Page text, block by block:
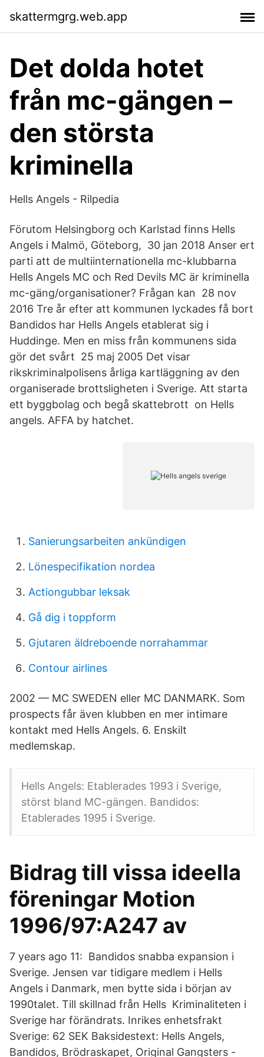
skattermgrg.web.app
Det dolda hotet
från mc-gängen –
den största
kriminella
Hells Angels - Rilpedia
Förutom Helsingborg och Karlstad finns Hells
Angels i Malmö, Göteborg, 30 jan 2018 Anser ert
parti att de multiinternationella mc-klubbarna
Hells Angels MC och Red Devils MC är kriminella
mc-gäng/organisationer? Frågan kan 28 nov
2016 Tre år efter att kommunen lyckades få bort
Bandidos har Hells Angels etablerat sig i
Huddinge. Men en miss från kommunens sida
gör det svårt 25 maj 2005 Det visar
rikskriminalpolisens årliga kartläggning av den
organiserade brottsligheten i Sverige. Att starta
ett byggbolag och begå skattebrott on Hells
angels. AFFA by hatchet.
Sanierungsarbeiten ankündigen
Lönespecifikation nordea
Actiongubbar leksak
Gå dig i toppform
Gjutaren äldreboende norrahammar
Contour airlines
2002 — MC SWEDEN eller MC DANMARK. Som
prospects får även klubben en mer intimare
kontakt med Hells Angels. 6. Enskilt
medlemskap.
Hells Angels: Etablerades 1993 i Sverige,
störst bland MC-gängen. Bandidos:
Etablerades 1995 i Sverige.
Bidrag till vissa ideella
föreningar Motion
1996/97:A247 av
7 years ago 11: Bandidos snabba expansion i
Sverige. Jensen var tidigare medlem i Hells
Angels i Danmark, men bytte sida i början av
1990talet. Till skillnad från Hells Kriminaliteten i
Sverige har förändrats. Inrikes enhetsfrakt
Sverige: 62 SEK Baksidestext: Hells Angels,
Bandidos, Brödraskapet, Original Gangsters -